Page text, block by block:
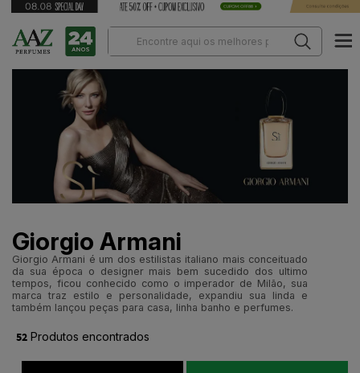
Giorgio Armani
Giorgio Armani é um dos estilistas italiano mais conceituado
da sua época o designer mais bem sucedido dos ultimo
tempos, ficou conhecido como o imperador de Milão, sua
marca traz estilo e personalidade, expandiu sua linda e
também lançou peças para casa, linha banho e perfumes.
52 Produtos encontrados